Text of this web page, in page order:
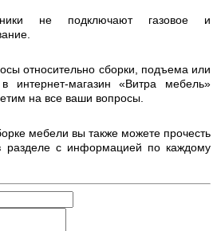
не подключают газовое и
относительно сборки, подъема или
интернет-магазин «Витра мебель»
на все ваши вопросы.
мебели вы также можете прочесть
разделе с информацией по каждому